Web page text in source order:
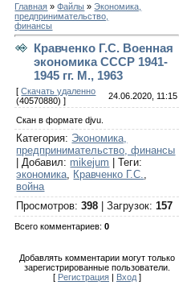
Главная »Файлы »Экономика,
предпринимательство,
финансы
Кравченко Г.С. Военная
экономика СССР 1941-
1945 гг. М., 1963
[Скачать удаленно
(40570880) ]
24.06.2020, 11:15
Скан в формате djvu.
Категория: Экономика,
предпринимательство, финансы
|Добавил: mikejum |Теги:
экономика, Кравченко Г.С.,
война
Просмотров:398 |Загрузок:157
Всего комментариев:0
Добавлять комментарии могут только
зарегистрированные пользователи.
[ Регистрация| Вход]